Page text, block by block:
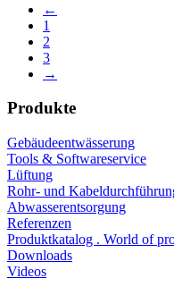
←
1
2
3
→
Produkte
Gebäudeentwässerung
Tools & Softwareservice
Lüftung
Rohr- und
Abwasserentsorgung
Referenzen
Produktkatalog . World of
Downloads
Videos